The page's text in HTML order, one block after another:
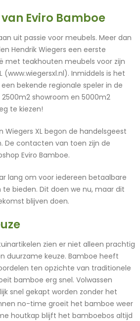
Eviro Bamboe
uit passie voor meubels. Meer dan
Hendrik Wiegers een eerste
met teakhouten meubels voor zijn
(www.wiegersxl.nl). Inmiddels is het
bekende regionale speler in de
showroom en 5000m2
te kiezen!
Wiegers XL begon de handelsgeest
De contacten van toen zijn de
Eviro Bamboe.
lang om voor iedereen betaalbare
bieden. Dit doen we nu, maar dit
blijven doen.
zien er niet alleen prachtig
duurzame keuze. Bamboe heeft
ten opzichte van traditionele
bamboe erg snel. Volwassen
snel gekapt worden zonder het
no-time groeit het bamboe weer
houtkap blijft het bamboebos altijd